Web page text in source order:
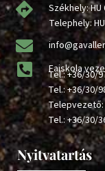
Székhely:
Telephely:
Faiskola
Tel.:+36/30/
Tel.:+36/30/
Telepvezető:
Tel.:+36/30/
Nyitvatartás